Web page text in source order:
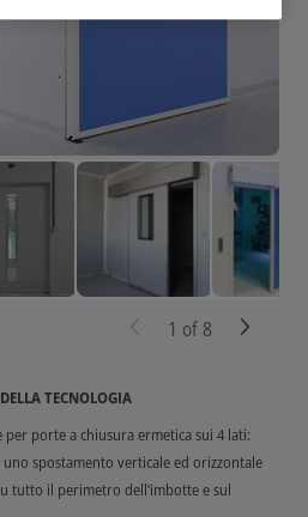
TECNOLOGIA
per porte a chiusura ermetica sui 4 lati:
uno spostamento verticale ed orizzontale
tutto il perimetro dell’imbotte e sul
1 of 8